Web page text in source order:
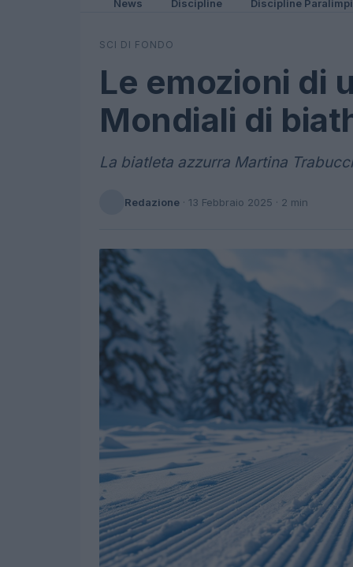
News Discipline Discipline
SCI DI FONDO
Le emozioni di
Mondiali di
La biatleta azzurra Martina
Redazione · 13 Febbraio 2025 · 2 min